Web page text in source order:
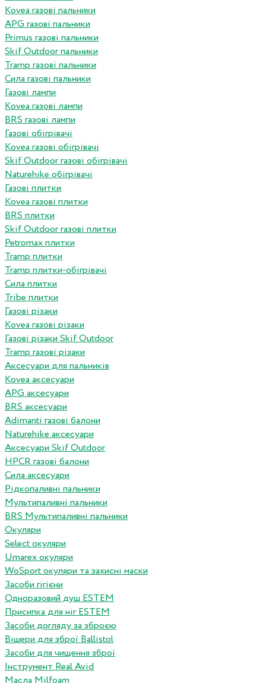
Kovea газові пальники
APG газові пальники
Primus газові пальники
Skif Outdoor пальники
Tramp газові пальники
Сила газові пальники
Газові лампи
Kovea газові лампи
BRS газові лампи
Газові обігрівачі
Kovea газові обігрівачі
Skif Outdoor газові обігрівачі
Naturehike обігрівачі
Газові плитки
Kovea газові плитки
BRS плитки
Skif Outdoor газові плитки
Petromax плитки
Tramp плитки
Tramp плитки-обігрівачі
Сила плитки
Tribe плитки
Газові різаки
Kovea газові різаки
Газові різаки Skif Outdoor
Tramp газові різаки
Аксесуари для пальників
Kovea аксесуари
APG аксесуари
BRS аксесуари
Adimanti газові балони
Naturehike аксесуари
Аксесуари Skif Outdoor
HPCR газові балони
Сила аксесуари
Рідкопаливні пальники
Мультипаливні пальники
BRS Мультипаливні пальники
Окуляри
Select окуляри
Umarex окуляри
WoSport окуляри та захисні маски
Засоби гігієни
Одноразовий душ ESTEM
Присипка для ніг ESTEM
Засоби догляду за зброєю
Вішери для зброї Ballistol
Засоби для чищення зброї
Інструмент Real Avid